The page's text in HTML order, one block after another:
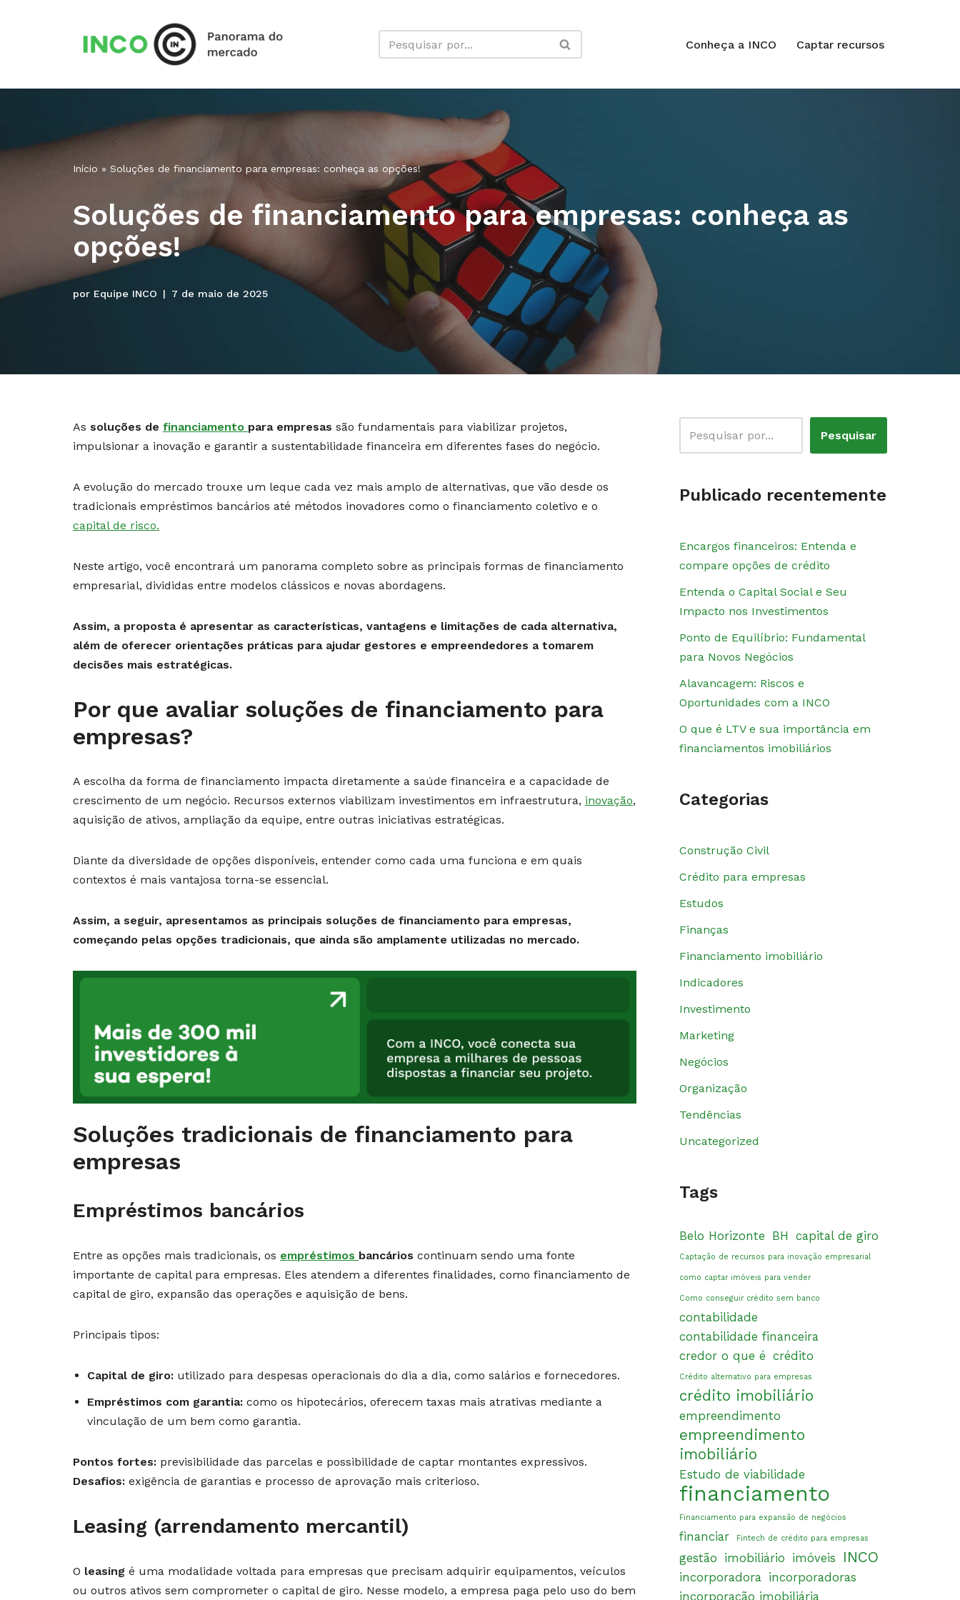
Conheça a INCO Captar recursos
Início » Soluções de financiamento para empresas: conheça as opções!
Soluções de financiamento para empresas: conheça as
opções!
por Equipe INCO 7 de maio de 2025
As soluções de financiamento para empresas são fundamentais para viabilizar projetos,
impulsionar a inovação e garantir a sustentabilidade financeira em diferentes fases do negócio.
A evolução do mercado trouxe um leque cada vez mais amplo de alternativas, que vão desde os
tradicionais empréstimos bancários até métodos inovadores como o financiamento coletivo e o
capital de risco.
Neste artigo, você encontrará um panorama completo sobre as principais formas de financiamento
empresarial, divididas entre modelos clássicos e novas abordagens.
Assim, a proposta é apresentar as características, vantagens e limitações de cada alternativa,
além de oferecer orientações práticas para ajudar gestores e empreendedores a tomarem
decisões mais estratégicas.
Por que avaliar soluções de financiamento para
empresas?
A escolha da forma de financiamento impacta diretamente a saúde financeira e a capacidade de
crescimento de um negócio. Recursos externos viabilizam investimentos em infraestrutura, inovação,
aquisição de ativos, ampliação da equipe, entre outras iniciativas estratégicas.
Diante da diversidade de opções disponíveis, entender como cada uma funciona e em quais
contextos é mais vantajosa torna-se essencial.
Assim, a seguir, apresentamos as principais soluções de financiamento para empresas,
começando pelas opções tradicionais, que ainda são amplamente utilizadas no mercado.
Soluções tradicionais de financiamento para
empresas
Empréstimos bancários
Entre as opções mais tradicionais, os empréstimos bancários continuam sendo uma fonte
importante de capital para empresas. Eles atendem a diferentes finalidades, como financiamento de
capital de giro, expansão das operações e aquisição de bens.
Principais tipos:
Capital de giro: utilizado para despesas operacionais do dia a dia, como salários e fornecedores.
Empréstimos com garantia: como os hipotecários, oferecem taxas mais atrativas mediante a
vinculação de um bem como garantia.
Pontos fortes: previsibilidade das parcelas e possibilidade de captar montantes expressivos.
Desafios: exigência de garantias e processo de aprovação mais criterioso.
Leasing (arrendamento mercantil)
O leasing é uma modalidade voltada para empresas que precisam adquirir equipamentos, veículos
ou outros ativos sem comprometer o capital de giro. Nesse modelo, a empresa paga pelo uso do bem
Pesquisar
Publicado recentemente
Encargos financeiros: Entenda e
compare opções de crédito
Entenda o Capital Social e Seu
Impacto nos Investimentos
Ponto de Equilíbrio: Fundamental
para Novos Negócios
Alavancagem: Riscos e
Oportunidades com a INCO
O que é LTV e sua importância em
financiamentos imobiliários
Categorias
Construção Civil
Crédito para empresas
Estudos
Finanças
Financiamento imobiliário
Indicadores
Investimento
Marketing
Negócios
Organização
Tendências
Uncategorized
Tags
Belo Horizonte BH capital de giro
Captação de recursos para inovação empresarial
como captar imóveis para vender
Como conseguir crédito sem banco
contabilidade
contabilidade financeira
credor o que é crédito
Crédito alternativo para empresas
crédito imobiliário
empreendimento
empreendimento
imobiliário
Estudo de viabilidade
financiamento
Financiamento para expansão de negócios
financiar Fintech de crédito para empresas
gestão imobiliário imóveis INCO
incorporadora incorporadoras
incorporação imobiliária